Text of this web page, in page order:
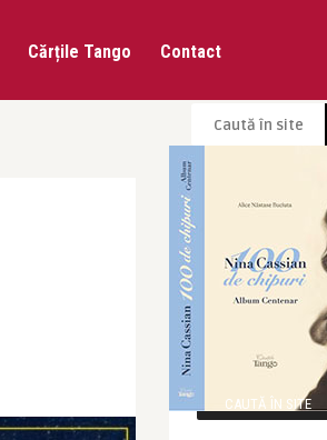
Cărțile Tango Contact
CAUTĂ ÎN SITE